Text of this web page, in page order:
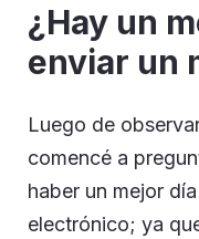
¿Hay un
enviar un
Luego de
comencé a
haber un mejor
electrónico; ya